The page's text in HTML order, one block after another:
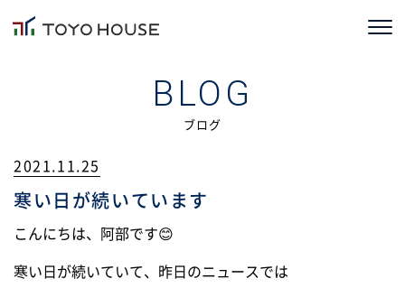
TOYOHOUSEの家づくり
施工事例
BLOG
ブログ
2021.11.25
寒い日が続いています
こんにちは、阿部です😊
寒い日が続いていて、昨日のニュースでは